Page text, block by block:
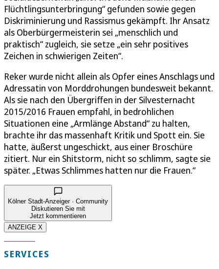
Flüchtlingsunterbringung“ gefunden sowie gegen
Diskriminierung und Rassismus gekämpft. Ihr Ansatz
als Oberbürgermeisterin sei „menschlich und
praktisch“ zugleich, sie setze „ein sehr positives
Zeichen in schwierigen Zeiten“.
Reker wurde nicht allein als Opfer eines Anschlags und
Adressatin von Morddrohungen bundesweit bekannt.
Als sie nach den Übergriffen in der Silvesternacht
2015/2016 Frauen empfahl, in bedrohlichen
Situationen eine „Armlänge Abstand“ zu halten,
brachte ihr das massenhaft Kritik und Spott ein. Sie
hatte, äußerst ungeschickt, aus einer Broschüre
zitiert. Nur ein Shitstorm, nicht so schlimm, sagte sie
später. „Etwas Schlimmes hatten nur die Frauen.“
Kölner Stadt-Anzeiger · Community
Diskutieren Sie mit
Jetzt kommentieren
ANZEIGE X
SERVICES